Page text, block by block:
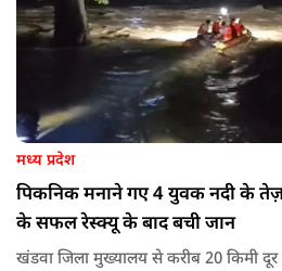
मध्य प्रदेश
पिकनिक मनाने गए 4 युवक नदी के
के सफल रेस्क्यू के बाद बची जान
खंडवा जिला मुख्यालय से करीब 20 किमी दूर